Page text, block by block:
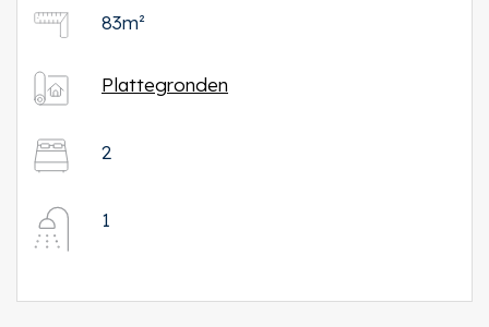
83m²
Plattegronden
2
1